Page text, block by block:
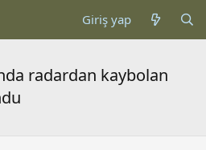
Giriş yap
radardan kaybolan